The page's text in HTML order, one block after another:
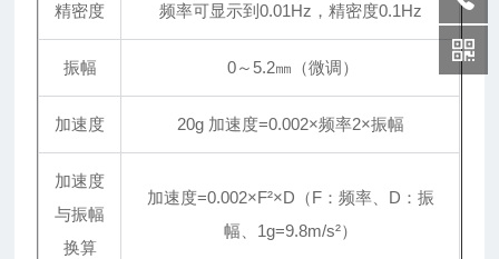
精密度 频率可显示到0.01Hz，精密度0.1Hz
振幅 0～5.2㎜（微调）
加速度 20g 加速度=0.002×频率2×振幅
加速度
与振幅
换算
加速度=0.002×F²×D（F：频率、D：振
幅、1g=9.8m/s²）